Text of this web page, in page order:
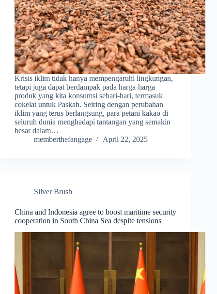
Krisis iklim tidak hanya mempengaruhi lingkungan,
tetapi juga dapat berdampak pada harga-harga
produk yang kita konsumsi sehari-hari, termasuk
cokelat untuk Paskah. Seiring dengan perubahan
iklim yang terus berlangsung, para petani kakao di
seluruh dunia menghadapi tantangan yang semakin
besar dalam…
memberthefangage
April 22, 2025
Silver Brush
China and Indonesia agree to boost maritime security
cooperation in South China Sea despite tensions